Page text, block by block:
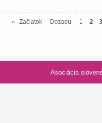
« Začiatok Dozadu 1 2 3